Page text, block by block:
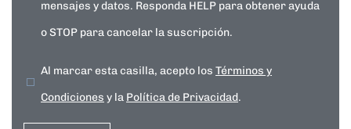
mensajes y datos. Responda HELP para obtener ayuda
o STOP para cancelar la suscripción.
Al marcar esta casilla, acepto los Términos y
Condiciones y la Política de Privacidad.